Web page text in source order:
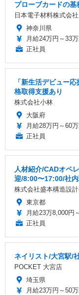
プローブカードの
日本電子材料株式会社
神奈川県
月給24万円～33万
正社員
「新生活デビュー
格取得支援あり
株式会社小林
大阪府
月給28万円～60万
正社員
人材紹介/CADオペ
迎/8:00〜17:00/社
株式会社盛本構造設
東京都
月給23万8,000円～
正社員
ネイリスト/大宮駅/
POCKET 大宮店
埼玉県
月給23万円～50万